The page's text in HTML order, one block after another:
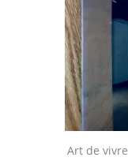
Art de vivre